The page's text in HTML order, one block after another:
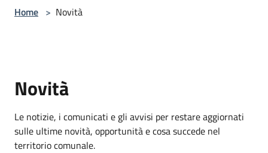
Home > Novità
Novità
Le notizie, i comunicati e gli avvisi per restare aggiornati
sulle ultime novità, opportunità e cosa succede nel
territorio comunale.